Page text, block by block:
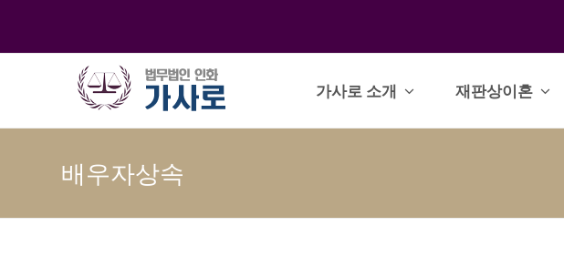
가사로 소개 재판상이혼
배우자상속